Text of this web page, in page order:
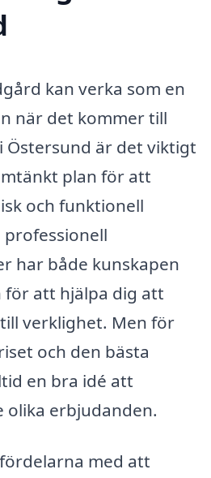
kan verka som en
när det kommer till
är det viktigt
plan för att
och funktionell
har både kunskapen
att hjälpa dig att
verklighet. Men för
och den bästa
en bra idé att
erbjudanden.
med att